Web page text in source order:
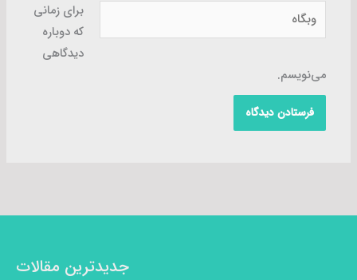
وبگاه
برای زمانی
که دوباره
دیدگاهی
می‌نویسم.
جدیدترین مقالات